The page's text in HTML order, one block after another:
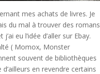
mes achats de livres. Je
du mal à trouver des romans
eu l’idée d’aller sur Ebay.
( Momox, Monster
souvent de bibliothèques
en revendre certains